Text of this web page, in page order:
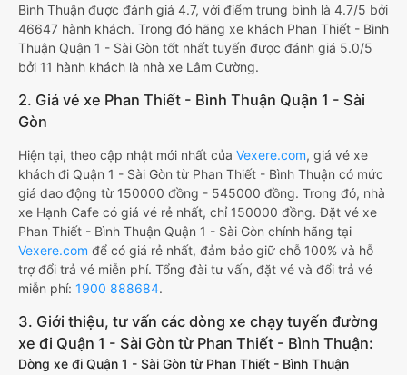
Bình Thuận được đánh giá 4.7, với điểm trung bình là 4.7/5 bởi
46647 hành khách. Trong đó hãng xe khách Phan Thiết - Bình
Thuận Quận 1 - Sài Gòn tốt nhất tuyến được đánh giá 5.0/5
bởi 11 hành khách là nhà xe Lâm Cường.
2. Giá vé xe Phan Thiết - Bình Thuận Quận 1 - Sài
Gòn
Hiện tại, theo cập nhật mới nhất của Vexere.com, giá vé xe
khách đi Quận 1 - Sài Gòn từ Phan Thiết - Bình Thuận có mức
giá dao động từ 150000 đồng - 545000 đồng. Trong đó, nhà
xe Hạnh Cafe có giá vé rẻ nhất, chỉ 150000 đồng. Đặt vé xe
Phan Thiết - Bình Thuận Quận 1 - Sài Gòn chính hãng tại
Vexere.com để có giá rẻ nhất, đảm bảo giữ chỗ 100% và hỗ
trợ đổi trả vé miễn phí. Tổng đài tư vấn, đặt vé và đổi trả vé
miễn phí: 1900 888684.
3. Giới thiệu, tư vấn các dòng xe chạy tuyến đường
xe đi Quận 1 - Sài Gòn từ Phan Thiết - Bình Thuận:
Dòng xe đi Quận 1 - Sài Gòn từ Phan Thiết - Bình Thuận